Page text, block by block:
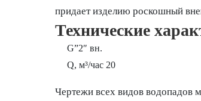
придает изделию роскошный
Технические
G”2″ вн.
Q, м³/час 20
Чертежи всех видов водопадов